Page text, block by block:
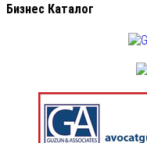
Бизнес Каталог